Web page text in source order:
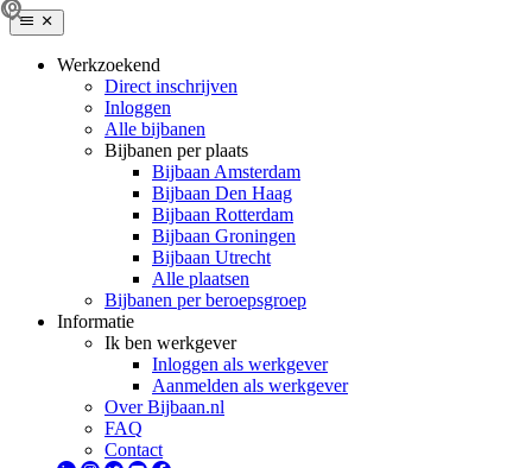
Werkzoekend
Direct inschrijven
Inloggen
Alle bijbanen
Bijbanen per plaats
Bijbaan Amsterdam
Bijbaan Den Haag
Bijbaan Rotterdam
Bijbaan Groningen
Bijbaan Utrecht
Alle plaatsen
Bijbanen per beroepsgroep
Informatie
Ik ben werkgever
Inloggen als werkgever
Aanmelden als werkgever
Over Bijbaan.nl
FAQ
Contact